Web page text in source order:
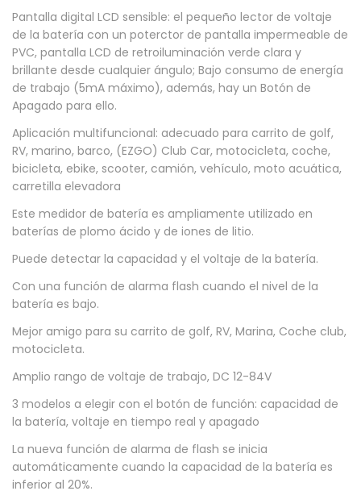
a
p
a
c
i
d
a
d
/
v
o
t
a
j
e
b
a
t
r
i
Pantalla digital LCD sensible: el pequeño lector de voltaje
de la batería con un poterctor de pantalla impermeable de
PVC, pantalla LCD de retroiluminación verde clara y
brillante desde cualquier ángulo; Bajo consumo de energía
de trabajo (5mA máximo), además, hay un Botón de
Apagado para ello.
Aplicación multifuncional: adecuado para carrito de golf,
RV, marino, barco, (EZGO) Club Car, motocicleta, coche,
bicicleta, ebike, scooter, camión, vehículo, moto acuática,
carretilla elevadora
Este medidor de batería es ampliamente utilizado en
baterías de plomo ácido y de iones de litio.
Puede detectar la capacidad y el voltaje de la batería.
Con una función de alarma flash cuando el nivel de la
batería es bajo.
Mejor amigo para su carrito de golf, RV, Marina, Coche club,
motocicleta.
Amplio rango de voltaje de trabajo, DC 12-84V
3 modelos a elegir con el botón de función: capacidad de
la batería, voltaje en tiempo real y apagado
La nueva función de alarma de flash se inicia
automáticamente cuando la capacidad de la batería es
inferior al 20%.